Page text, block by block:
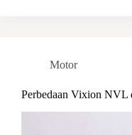
Motor
Perbedaan Vixion NVL